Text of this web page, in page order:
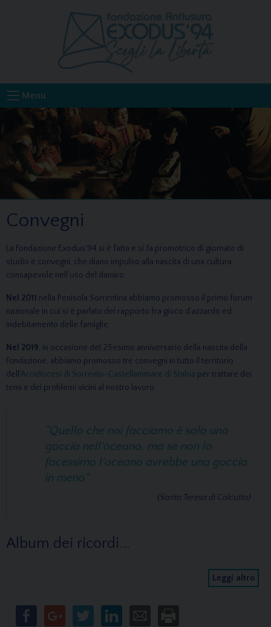
Menu
Convegni
La Fondazione Exodus'94 si è fatta e si fa promotrice di giornate di
studio e convegni, che diano impulso alla nascita di una cultura
consapevole nell’uso del danaro.
Nel 2011 nella Penisola Sorrentina abbiamo promosso il primo forum
nazionale in cui si è parlato del rapporto fra gioco d’azzardo ed
indebitamento delle famiglie.
Nel 2019, in occasione del 25esimo anniversario della nascita della
Fondazione, abbiamo promosso tre convegni in tutto il territorio
dell'Arcidiocesi di Sorrento-Castellammare di Stabia per trattare dei
temi e dei problemi vicini al nostro lavoro
“Quello che noi facciamo è solo una
goccia nell’oceano, ma se non lo
facessimo l’oceano avrebbe una goccia
in meno”
(Santa Teresa di Calcutta)
Album dei ricordi...
Leggi altro